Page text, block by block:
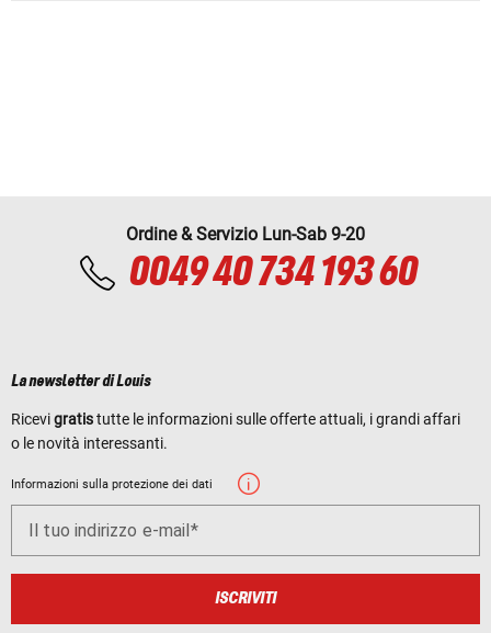
Ordine & Servizio Lun-Sab 9-20
0049 40 734 193 60
La newsletter di Louis
Ricevigratistutte le informazioni sulle offerte attuali, i grandi affari
o le novità interessanti.
Informazioni sulla protezione dei dati
Il tuo indirizzo e-mail
ISCRIVITI